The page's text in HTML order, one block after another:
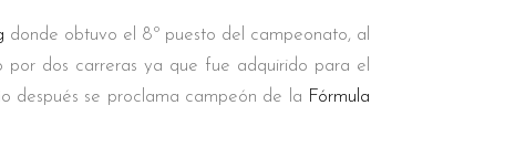
donde obtuvo el 8º puesto del campeonato, al
dos carreras ya que fue adquirido para el
después se proclama campeón de la Fórmula